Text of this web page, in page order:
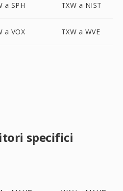
a SPH TXW a NIST
a VOX TXW a WVE
specifici